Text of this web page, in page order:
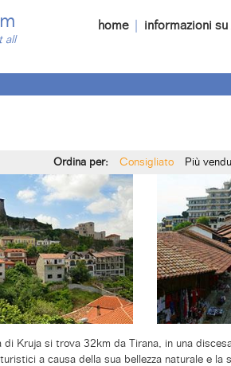
all
home informazioni su
Ordina per: Consigliato Più
di Kruja si trova 32km da Tirana, in una
a causa della sua bellezza naturale e